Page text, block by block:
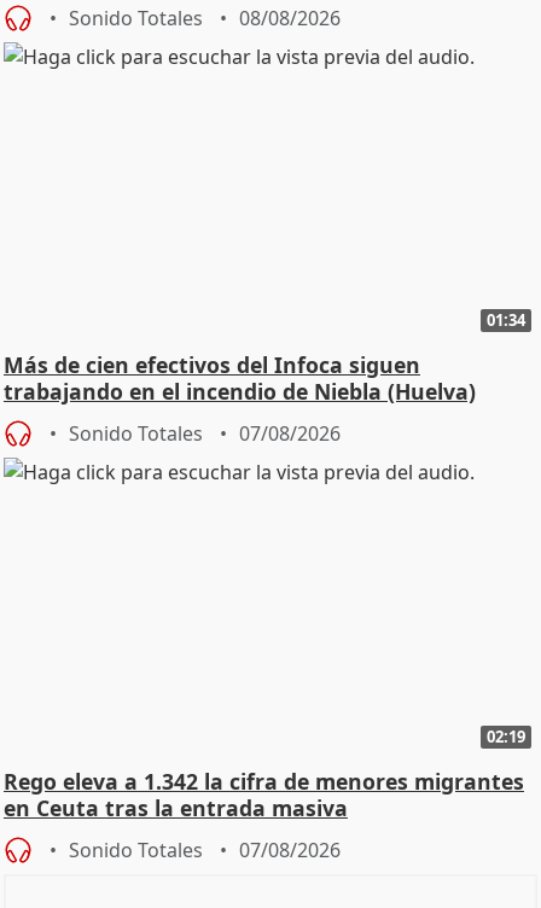
Sonido Totales 08/08/2026
01:34
Más de cien efectivos del Infoca siguen
trabajando en el incendio de Niebla (Huelva)
Sonido Totales 07/08/2026
02:19
Rego eleva a 1.342 la cifra de menores migrantes
en Ceuta tras la entrada masiva
Sonido Totales 07/08/2026